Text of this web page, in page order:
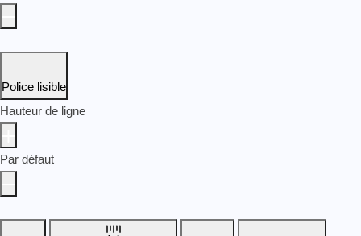
Police lisible
Hauteur de ligne
Par défaut